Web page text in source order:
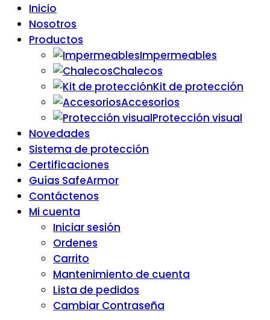
Inicio
Nosotros
Productos
Impermeables
Chalecos
Kit de protección
Accesorios
Protección visual
Novedades
Sistema de protección
Certificaciones
Guías SafeArmor
Contáctenos
Mi cuenta
Iniciar sesión
Ordenes
Carrito
Mantenimiento de cuenta
Lista de pedidos
Cambiar Contraseña